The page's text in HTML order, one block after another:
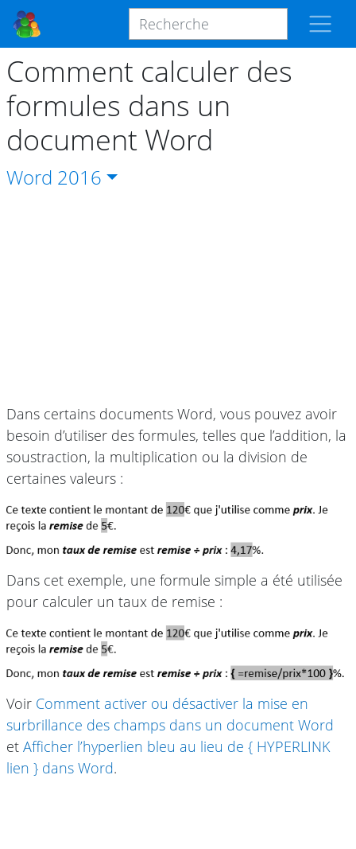
Comment calculer des
formules dans un
document Word
Word 2016
Dans certains documents Word, vous pouvez avoir
besoin d’utiliser des formules, telles que l’addition, la
soustraction, la multiplication ou la division de
certaines valeurs :
Dans cet exemple, une formule simple a été utilisée
pour calculer un taux de remise :
Voir Comment activer ou désactiver la mise en
surbrillance des champs dans un document Word
et Afficher l’hyperlien bleu au lieu de { HYPERLINK
lien } dans Word.